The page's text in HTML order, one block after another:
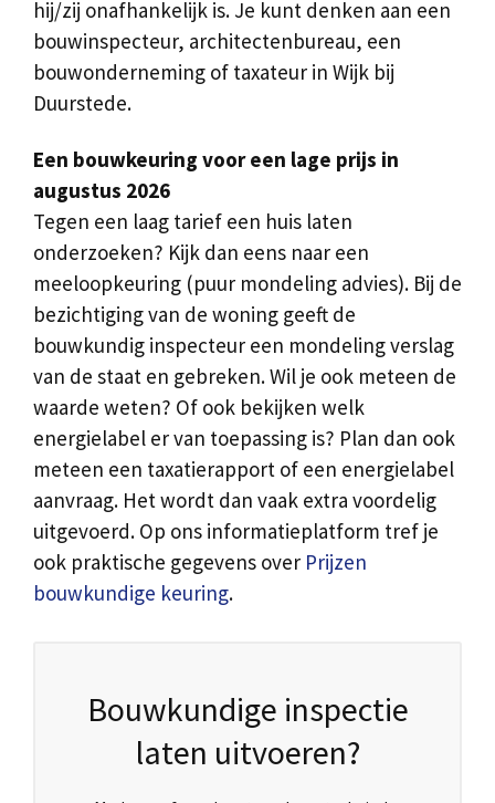
hij/zij onafhankelijk is. Je kunt denken aan een
bouwinspecteur, architectenbureau, een
bouwonderneming of taxateur in Wijk bij
Duurstede.
Een bouwkeuring voor een lage prijs in
augustus 2026
Tegen een laag tarief een huis laten
onderzoeken? Kijk dan eens naar een
meeloopkeuring (puur mondeling advies). Bij de
bezichtiging van de woning geeft de
bouwkundig inspecteur een mondeling verslag
van de staat en gebreken. Wil je ook meteen de
waarde weten? Of ook bekijken welk
energielabel er van toepassing is? Plan dan ook
meteen een taxatierapport of een energielabel
aanvraag. Het wordt dan vaak extra voordelig
uitgevoerd. Op ons informatieplatform tref je
ook praktische gegevens over Prijzen
bouwkundige keuring.
Bouwkundige inspectie
laten uitvoeren?